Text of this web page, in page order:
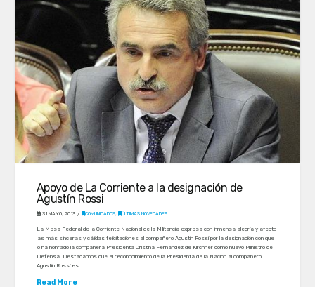
Apoyo de La Corriente a la designación de
Agustín Rossi
31 MAYO, 2013 COMUNICADOS, ÚLTIMAS NOVEDADES
La Mesa Federal de la Corriente Nacional de la Militancia expresa con inmensa alegría y afecto
las más sinceras y cálidas felicitaciones al compañero Agustín Rossi por la designación con que
lo ha honrado la compañera Presidenta Cristina Fernández de Kirchner como nuevo Ministro de
Defensa. Destacamos que el reconocimiento de la Presidenta de la Nación al compañero
Agustín Rossi es …
Read More